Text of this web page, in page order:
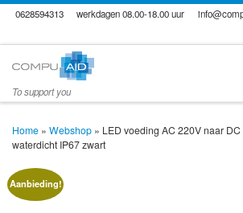
Skip to content
0628594313 werkdagen 08.00-18.00 uur
To support you
Home » Webshop » LED voeding AC 220V naar
waterdicht IP67 zwart
Aanbieding!